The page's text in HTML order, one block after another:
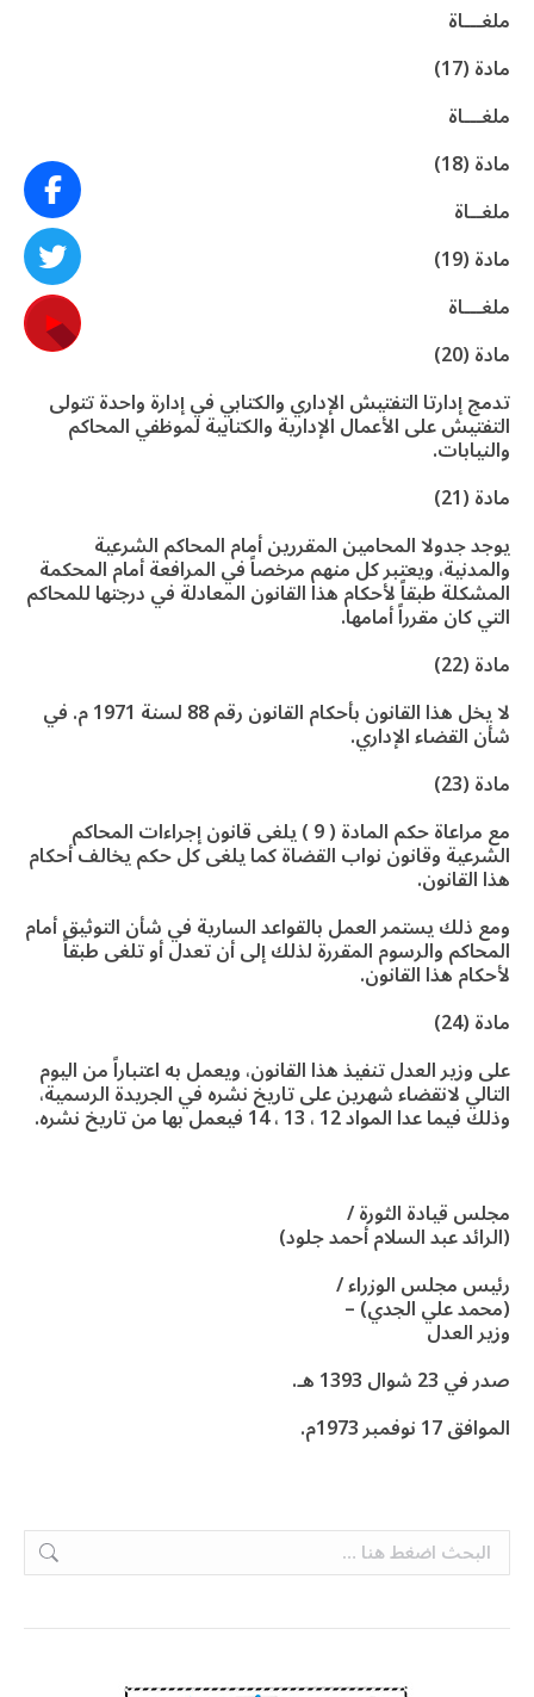
ملغـــاة
مادة (17)
ملغـــاة
مادة (18)
ملغــاة
مادة (19)
ملغـــاة
مادة (20)
تدمج إدارتا التفتيش الإداري والكتابي في إدارة واحدة تتولى
التفتيش على الأعمال الإدارية والكتابية لموظفي المحاكم
والنيابات.
مادة (21)
يوجد جدولا المحامين المقررين أمام المحاكم الشرعية
والمدنية، ويعتبر كل منهم مرخصاً في المرافعة أمام المحكمة
المشكلة طبقاً لأحكام هذا القانون المعادلة في درجتها للمحاكم
التي كان مقرراً أمامها.
مادة (22)
لا يخل هذا القانون بأحكام القانون رقم 88 لسنة 1971 م. في
شأن القضاء الإداري.
مادة (23)
مع مراعاة حكم المادة ( 9 ) يلغى قانون إجراءات المحاكم
الشرعية وقانون نواب القضاة كما يلغى كل حكم يخالف أحكام
هذا القانون.
ومع ذلك يستمر العمل بالقواعد السارية في شأن التوثيق أمام
المحاكم والرسوم المقررة لذلك إلى أن تعدل أو تلغى طبقاً
لأحكام هذا القانون.
مادة (24)
على وزير العدل تنفيذ هذا القانون، ويعمل به اعتباراً من اليوم
التالي لانقضاء شهرين على تاريخ نشره في الجريدة الرسمية،
وذلك فيما عدا المواد 12 ، 13 ، 14 فيعمل بها من تاريخ نشره.
مجلس قيادة الثورة /
(الرائد عبد السلام أحمد جلود)
رئيس مجلس الوزراء /
(محمد علي الجدي) –
وزير العدل
صدر في 23 شوال 1393 هـ.
الموافق 17 نوفمبر 1973م.
Search: